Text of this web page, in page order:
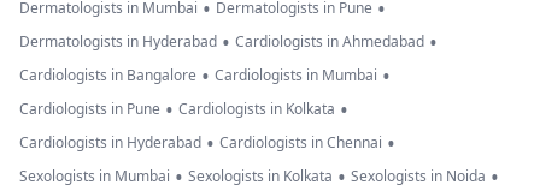
Dermatologists in Mumbai • Dermatologists in Pune •
Dermatologists in Hyderabad • Cardiologists in Ahmedabad •
Cardiologists in Bangalore • Cardiologists in Mumbai •
Cardiologists in Pune • Cardiologists in Kolkata •
Cardiologists in Hyderabad • Cardiologists in Chennai •
Sexologists in Mumbai • Sexologists in Kolkata • Sexologists in Noida •